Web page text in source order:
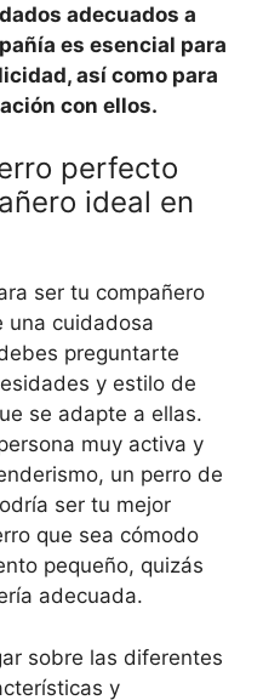
adecuados a
es esencial para
así como para
con ellos.
perfecto
ideal en
ser tu compañero
una cuidadosa
preguntarte
y estilo de
se adapte a ellas.
muy activa y
un perro de
ser tu mejor
que sea cómodo
pequeño, quizás
adecuada.
sobre las diferentes
y